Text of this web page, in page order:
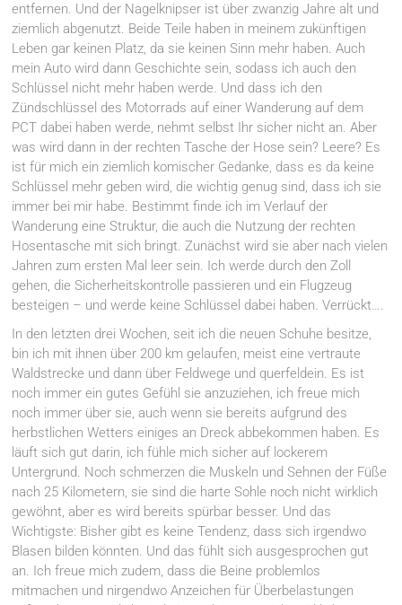
entfernen. Und der Nagelknipser ist über zwanzig Jahre alt und
ziemlich abgenutzt. Beide Teile haben in meinem zukünftigen
Leben gar keinen Platz, da sie keinen Sinn mehr haben. Auch
mein Auto wird dann Geschichte sein, sodass ich auch den
Schlüssel nicht mehr haben werde. Und dass ich den
Zündschlüssel des Motorrads auf einer Wanderung auf dem
PCT dabei haben werde, nehmt selbst Ihr sicher nicht an. Aber
was wird dann in der rechten Tasche der Hose sein? Leere? Es
ist für mich ein ziemlich komischer Gedanke, dass es da keine
Schlüssel mehr geben wird, die wichtig genug sind, dass ich sie
immer bei mir habe. Bestimmt finde ich im Verlauf der
Wanderung eine Struktur, die auch die Nutzung der rechten
Hosentasche mit sich bringt. Zunächst wird sie aber nach vielen
Jahren zum ersten Mal leer sein. Ich werde durch den Zoll
gehen, die Sicherheitskontrolle passieren und ein Flugzeug
besteigen – und werde keine Schlüssel dabei haben. Verrückt….
In den letzten drei Wochen, seit ich die neuen Schuhe besitze,
bin ich mit ihnen über 200 km gelaufen, meist eine vertraute
Waldstrecke und dann über Feldwege und querfeldein. Es ist
noch immer ein gutes Gefühl sie anzuziehen, ich freue mich
noch immer über sie, auch wenn sie bereits aufgrund des
herbstlichen Wetters einiges an Dreck abbekommen haben. Es
läuft sich gut darin, ich fühle mich sicher auf lockerem
Untergrund. Noch schmerzen die Muskeln und Sehnen der Füße
nach 25 Kilometern, sie sind die harte Sohle noch nicht wirklich
gewöhnt, aber es wird bereits spürbar besser. Und das
Wichtigste: Bisher gibt es keine Tendenz, dass sich irgendwo
Blasen bilden könnten. Und das fühlt sich ausgesprochen gut
an. Ich freue mich zudem, dass die Beine problemlos
mitmachen und nirgendwo Anzeichen für Überbelastungen